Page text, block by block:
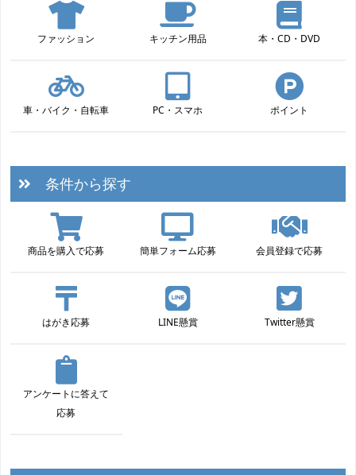
ファッション キッチン用品 本・CD・DVD
車・バイク・自転車 PC・スマホ ポイント
条件から探す
商品を購入で応募 簡単フォーム応募 会員登録で応募
はがき応募 LINE懸賞 Twitter懸賞
アンケートに答えて
応募